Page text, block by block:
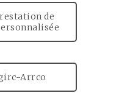
de
Arrco